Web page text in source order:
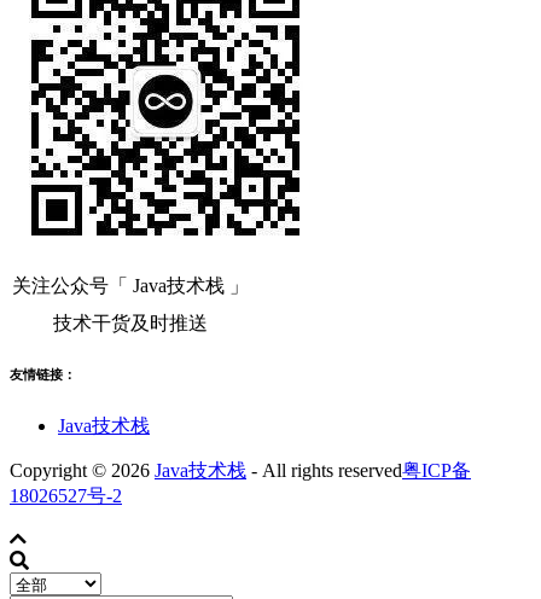
关注公众号「 Java技术栈 」
技术干货及时推送
友情链接：
Java技术栈
Copyright © 2026 Java技术栈 - All rights reserved粤ICP备
18026527号-2